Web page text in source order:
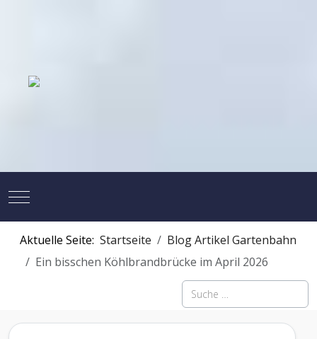
Mobile Menu Toggle
Aktuelle Seite: Startseite
Blog Artikel Gartenbahn
Ein bisschen Köhlbrandbrücke im April 2026
Suchen